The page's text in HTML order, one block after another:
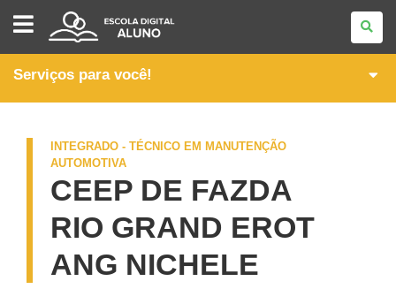
ITINERÁRIOS
FORMATIVOS
DA
FORMAÇÃO
TÉCNICA
E
Serviços para você!
INTEGRADO - TÉCNICO EM MANUTENÇÃO
AUTOMOTIVA
CEEP DE FAZDA
RIO GRAND EROT
ANG NICHELE